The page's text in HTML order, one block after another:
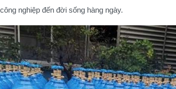
nghiệp đến đời sống hàng ngày.